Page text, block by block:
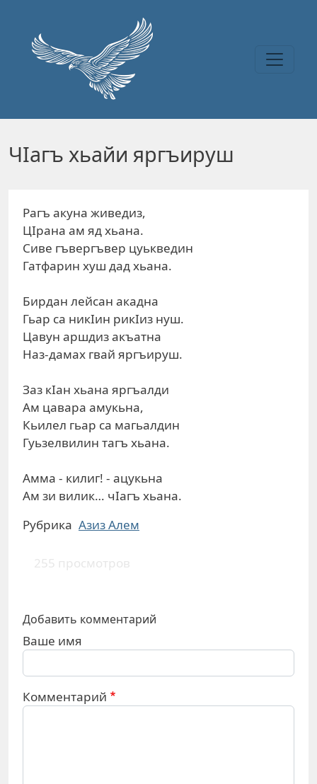
ЧIагъ хьайи яргъируш
Рагъ акуна живедиз,
ЦIрана ам яд хьана.
Сиве гъвергъвер цуькведин
Гатфарин хуш дад хьана.
Бирдан лейсан акадна
Гьар са никIин рикIиз нуш.
Цавун аршдиз акъатна
Наз-дамах гвай яргъируш.
Заз кIан хьана яргъалди
Ам цавара амукьна,
Кьилел гьар са магьалдин
Гуьзелвилин тагъ хьана.
Амма - килиг! - ацукьна
Ам зи вилик… чIагъ хьана.
Рубрика Азиз Алем
255 просмотров
Добавить комментарий
Ваше имя
Комментарий